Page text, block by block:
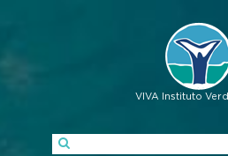
VIVA Instituto